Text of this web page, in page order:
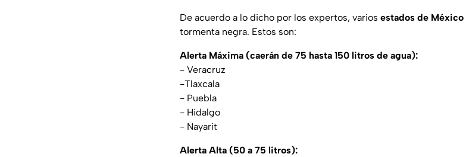
De acuerdo a lo dicho por los expertos, varios estados de México
tormenta negra. Estos son:
Alerta Máxima (caerán de 75 hasta 150 litros de agua):
- Veracruz
-Tlaxcala
- Puebla
- Hidalgo
- Nayarit
Alerta Alta (50 a 75 litros):